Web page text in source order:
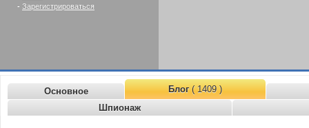
- Зарегистрироваться
Основное Блог( 1409 )
Шпионаж